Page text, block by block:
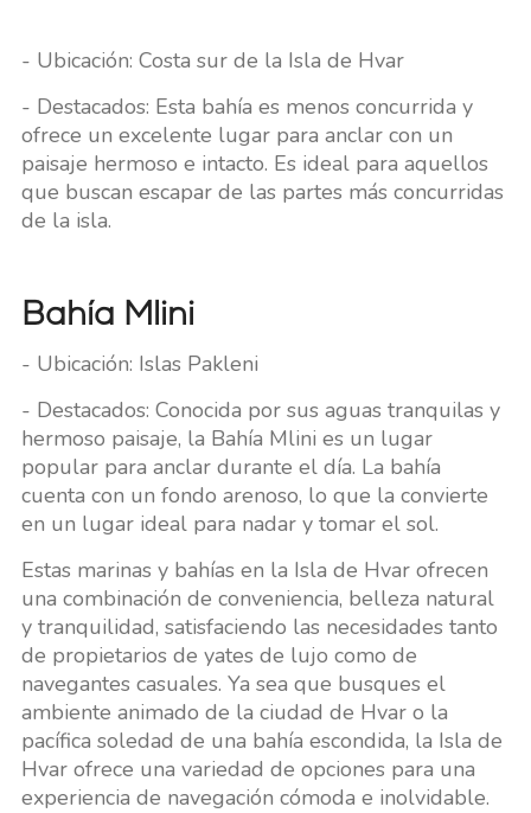
- Ubicación: Costa sur de la Isla de Hvar
- Destacados: Esta bahía es menos concurrida y
ofrece un excelente lugar para anclar con un
paisaje hermoso e intacto. Es ideal para aquellos
que buscan escapar de las partes más concurridas
de la isla.
Bahía Mlini
- Ubicación: Islas Pakleni
- Destacados: Conocida por sus aguas tranquilas y
hermoso paisaje, la Bahía Mlini es un lugar
popular para anclar durante el día. La bahía
cuenta con un fondo arenoso, lo que la convierte
en un lugar ideal para nadar y tomar el sol.
Estas marinas y bahías en la Isla de Hvar ofrecen
una combinación de conveniencia, belleza natural
y tranquilidad, satisfaciendo las necesidades tanto
de propietarios de yates de lujo como de
navegantes casuales. Ya sea que busques el
ambiente animado de la ciudad de Hvar o la
pacífica soledad de una bahía escondida, la Isla de
Hvar ofrece una variedad de opciones para una
experiencia de navegación cómoda e inolvidable.